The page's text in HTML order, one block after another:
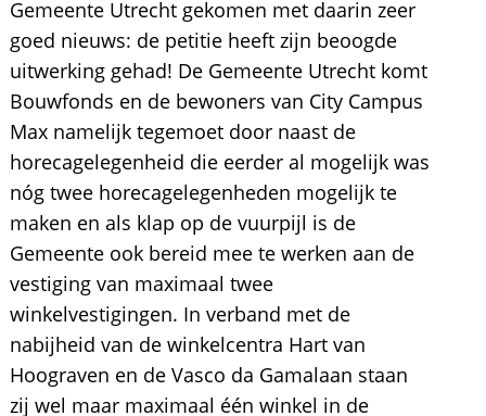
Gemeente Utrecht gekomen met daarin zeer
goed nieuws: de petitie heeft zijn beoogde
uitwerking gehad! De Gemeente Utrecht komt
Bouwfonds en de bewoners van City Campus
Max namelijk tegemoet door naast de
horecagelegenheid die eerder al mogelijk was
nóg twee horecagelegenheden mogelijk te
maken en als klap op de vuurpijl is de
Gemeente ook bereid mee te werken aan de
vestiging van maximaal twee
winkelvestigingen. In verband met de
nabijheid van de winkelcentra Hart van
Hoograven en de Vasco da Gamalaan staan
zij wel maar maximaal één winkel in de